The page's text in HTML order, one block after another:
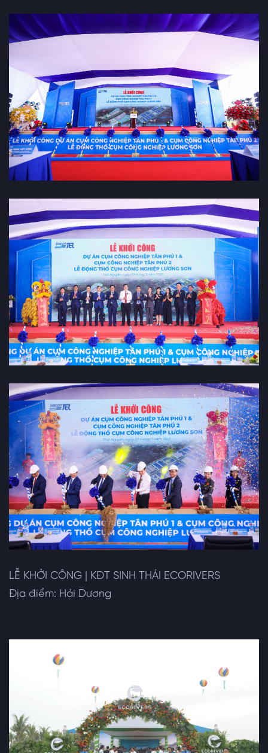
LỄ KHỞI CÔNG | KĐT SINH THÁI ECORIVERS
Địa điểm: Hải Dương